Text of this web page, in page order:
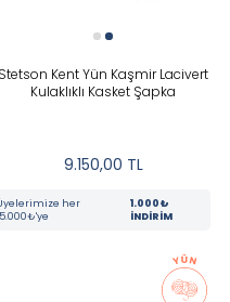
Stetson Kent Yün Kaşmir Lacivert
Kulaklıklı Kasket Şapka
9.150,00 TL
her
1.000₺
İNDİRİM